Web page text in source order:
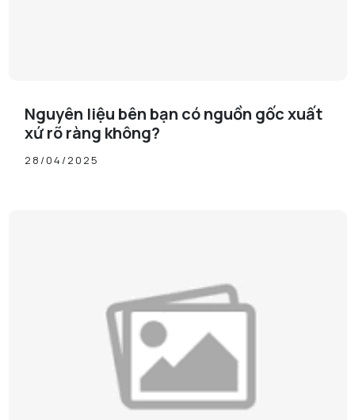
Nguyên liệu bên bạn có nguồn gốc xuất
xứ rõ ràng không?
28/04/2025